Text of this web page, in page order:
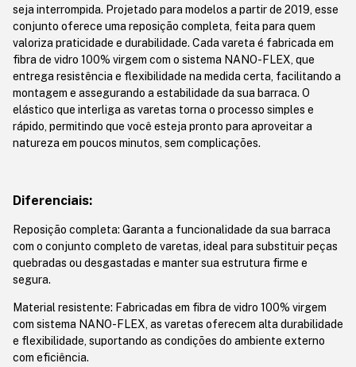
seja interrompida. Projetado para modelos a partir de 2019, esse
conjunto oferece uma reposição completa, feita para quem
valoriza praticidade e durabilidade. Cada vareta é fabricada em
fibra de vidro 100% virgem com o sistema NANO-FLEX, que
entrega resistência e flexibilidade na medida certa, facilitando a
montagem e assegurando a estabilidade da sua barraca. O
elástico que interliga as varetas torna o processo simples e
rápido, permitindo que você esteja pronto para aproveitar a
natureza em poucos minutos, sem complicações.
Diferenciais:
Reposição completa: Garanta a funcionalidade da sua barraca
com o conjunto completo de varetas, ideal para substituir peças
quebradas ou desgastadas e manter sua estrutura firme e
segura.
Material resistente: Fabricadas em fibra de vidro 100% virgem
com sistema NANO-FLEX, as varetas oferecem alta durabilidade
e flexibilidade, suportando as condições do ambiente externo
com eficiência.